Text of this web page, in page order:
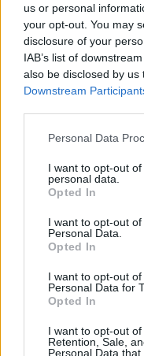
us or personal
your opt-out. You may
disclosure of your
IAB’s list of
also be disclosed by
Downstream
Personal Data
I want to opt-out
personal data.
Opted In
I want to opt-out
Personal Data.
Opted In
I want to opt-out
Personal Data for
Opted In
I want to opt-out of
Retention, Sale,
Personal Data
Därefter kan du skölja
eventuella
maskindiskmedlet och
Om stoppet är mer
professionell VVS-
Stopp i
Om du upplever stopp
husmorstips du kan
Ett sätt är att använda
för att skapa tryck och
Du kan också blanda
avloppet följt av